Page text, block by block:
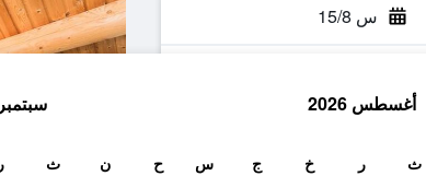
س 15/8
أغسطس 2026
ث ر خ ج س
سبتمبر 2026
ح ن ث ر